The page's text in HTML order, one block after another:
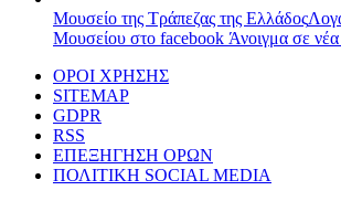
Μουσείο της Τράπεζας της Ελλάδος
Μουσείου στο facebook Άνοιγμα σε
ΟΡΟΙ ΧΡΗΣΗΣ
SITEMAP
GDPR
RSS
ΕΠΕΞΗΓΗΣΗ ΟΡΩΝ
ΠΟΛΙΤΙΚΗ SOCIAL MEDIA